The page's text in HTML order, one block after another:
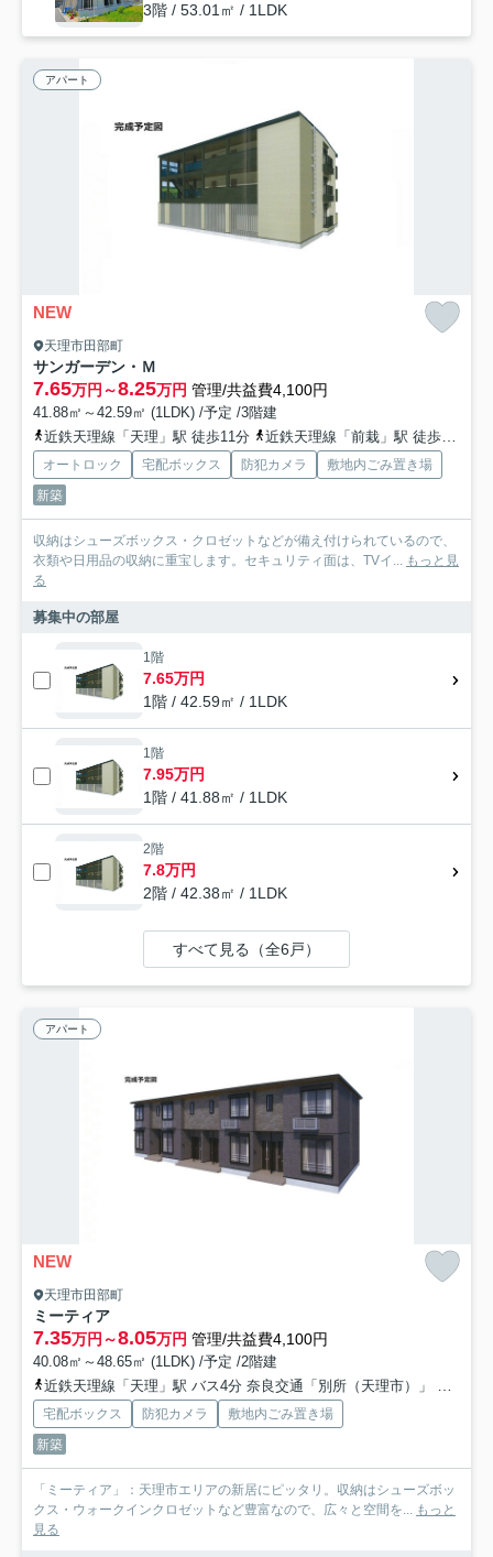
3階 / 53.01㎡ / 1LDK
アパート
NEW
天理市田部町
サンガーデン・Ｍ
7.65万円～8.25万円 管理/共益費4,100円
41.88㎡～42.59㎡ (1LDK) /予定 /3階建
近鉄天理線「天理」駅 徒歩11分
近鉄天理線「前栽」駅 徒歩23分
オートロック 宅配ボックス 防犯カメラ
敷地内ごみ置き場
新築
収納はシューズボックス・クロゼットなどが備え付けられているので、
衣類や日用品の収納に重宝します。セキュリティ面は、TVイ... もっと見
る
募集中の部屋
1階
7.65万円
1階 / 42.59㎡ / 1LDK
1階
7.95万円
1階 / 41.88㎡ / 1LDK
2階
7.8万円
2階 / 42.38㎡ / 1LDK
すべて見る（全6戸）
アパート
NEW
天理市田部町
ミーティア
7.35万円～8.05万円 管理/共益費4,100円
40.08㎡～48.65㎡ (1LDK) /予定 /2階建
近鉄天理線「天理」駅 バス4分 奈良交通「別所（天理市）」 停歩7分
宅配ボックス 防犯カメラ
敷地内ごみ置き場
新築
「ミーティア」：天理市エリアの新居にピッタリ。収納はシューズボッ
クス・ウォークインクロゼットなど豊富なので、広々と空間を... もっと
見る